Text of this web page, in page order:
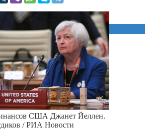
США Джанет Йеллен.
/ РИА Новости